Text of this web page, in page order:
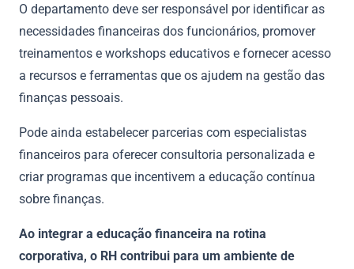
O departamento deve ser responsável por identificar as
necessidades financeiras dos funcionários, promover
treinamentos e workshops educativos e fornecer acesso
a recursos e ferramentas que os ajudem na gestão das
finanças pessoais.
Pode ainda estabelecer parcerias com especialistas
financeiros para oferecer consultoria personalizada e
criar programas que incentivem a educação contínua
sobre finanças.
Ao integrar a educação financeira na rotina
corporativa, o RH contribui para um ambiente de